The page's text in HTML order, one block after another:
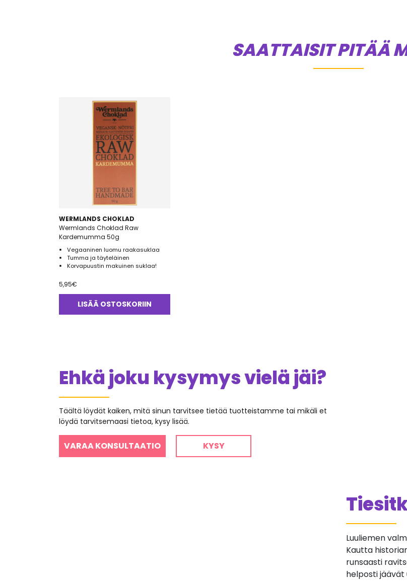
SAATTAISIT PITÄÄ
WERMLANDS CHOKLAD
Wermlands Choklad Raw
Kardemumma 50g
Vegaaninen luomu raakasuklaa
Tumma ja täyteläinen
Korvapuustin makuinen suklaa!
5,95€
LISÄÄ OSTOSKORIIN
Ehkä joku kysymys vielä jäi?
Täältä löydät kaiken, mitä sinun tarvitsee tietää tuotteistamme tai mikäli et
löydä tarvitsemaasi tietoa, kysy lisää.
VARAA KONSULTAATIO KYSY
Luuliemen
Kautta
runsaasti
helposti jäävät